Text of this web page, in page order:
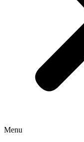
Menu